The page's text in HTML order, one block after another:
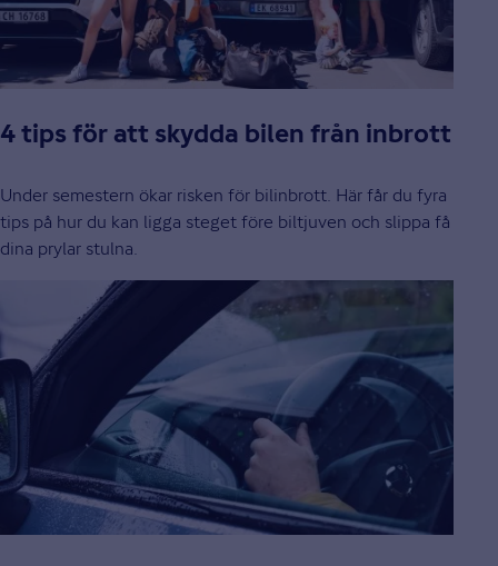
4 tips för att skydda bilen från inbrott
Under semestern ökar risken för bilinbrott. Här får du fyra
tips på hur du kan ligga steget före biltjuven och slippa få
dina prylar stulna.